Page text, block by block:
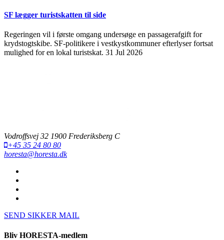
SF lægger turistskatten til side
Regeringen vil i første omgang undersøge en passagerafgift for
krydstogtskibe. SF-politikere i vestkystkommuner efterlyser fortsat
mulighed for en lokal turistskat. 31 Jul 2026
Vodroffsvej 32 1900 Frederiksberg C
+45 35 24 80 80
horesta@horesta.dk
SEND SIKKER MAIL
Bliv HORESTA-medlem